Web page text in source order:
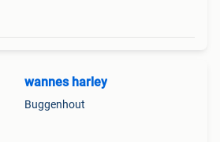
wannes harley
Buggenhout